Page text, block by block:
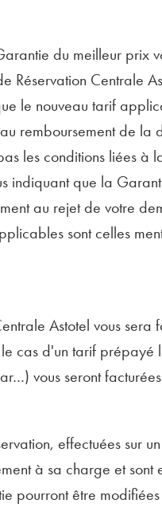
du meilleur prix
Réservation Centrale
le nouveau tarif
remboursement de la
les conditions liées
indiquant que la
au rejet de votre
sont celles
Astotel vous sera
cas d'un tarif prépayé
vous seront
effectuées sur
à sa charge et sont
pourront être modifiées